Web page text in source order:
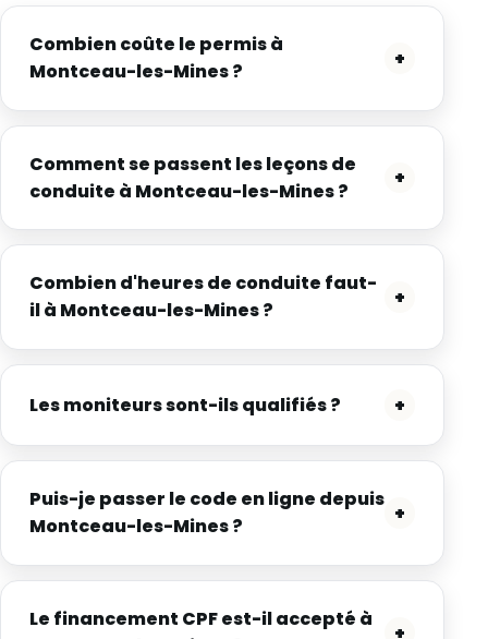
Combien coûte le permis à
Montceau-les-Mines ?
+
Comment se passent les leçons de
conduite à Montceau-les-Mines ?
+
Combien d'heures de conduite faut-
il à Montceau-les-Mines ?
+
Les moniteurs sont-ils qualifiés ? +
Puis-je passer le code en ligne depuis
Montceau-les-Mines ?
+
Le financement CPF est-il accepté à
+